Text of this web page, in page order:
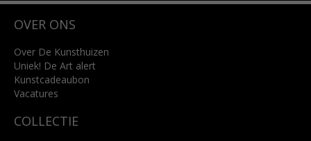
4818 SB Breda
info@kunsthuisbreda.nl
Lees meer
OVER ONS
Over De Kunsthuizen
Uniek! De Art alert
Kunstcadeaubon
Vacatures
COLLECTIE